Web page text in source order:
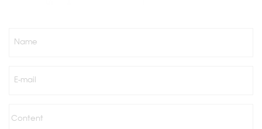
Name
E-mail
Content